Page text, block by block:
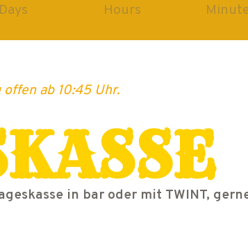
Days Hours
offen ab 10:45 Uhr.
in bar oder mit TWINT,